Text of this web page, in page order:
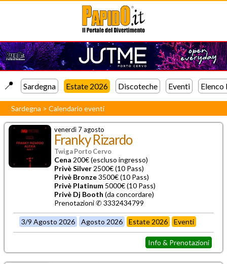
📍️ Sardegna Estate 2026 Discoteche Eventi Elenco
Sardegna >Calendario eventi
venerdì 7 agosto
Franky Rizardo
Twiga Porto Cervo
Cena 200€ (escluso ingresso)
Privè Silver 2500€ (10 Pass)
Privè Bronze3500€ (10 Pass)
Privè Platinum 5000€ (10 Pass)
Privè Dj Booth (da concordare)
Prenotazioni ✆ 3332434799
3/9 Agosto 2026 Agosto 2026 Estate 2026 Eventi
Info & Prenotazioni